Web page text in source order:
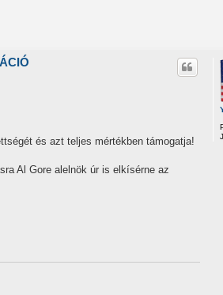
és azt teljes mértékben támogatja!
Al Gore alelnök úr is elkísérne az